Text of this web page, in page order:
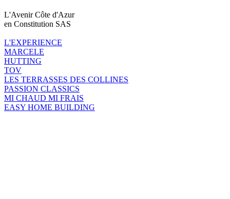
L'Avenir Côte d'Azur
en Constitution SAS
L'EXPERIENCE
MARCELE
HUTTING
TOV
LES TERRASSES DES COLLINES
PASSION CLASSICS
MI CHAUD MI FRAIS
EASY HOME BUILDING